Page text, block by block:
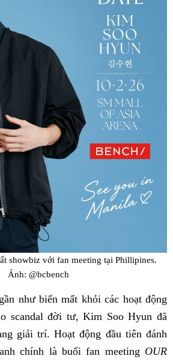
showbiz với fan meeting tại Phillipines.
Ảnh: @bcbench
như biến mất khỏi các hoạt động
scandal đời tư, Kim Soo Hyun đã
giải trí. Hoạt động đầu tiên đánh
chính là buổi fan meeting OUR